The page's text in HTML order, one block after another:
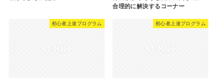
合理的に解決するコーナー
初心者上達プログラム 初心者上達プログラム